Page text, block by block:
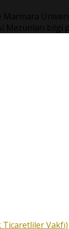
Mezunları bilgi
Ticaretliler Vakfı)